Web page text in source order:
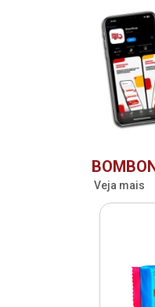
Veja mais